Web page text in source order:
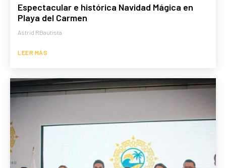
Espectacular e histórica Navidad Mágica en
Playa del Carmen
Astrid RBautista
LEER MÁS